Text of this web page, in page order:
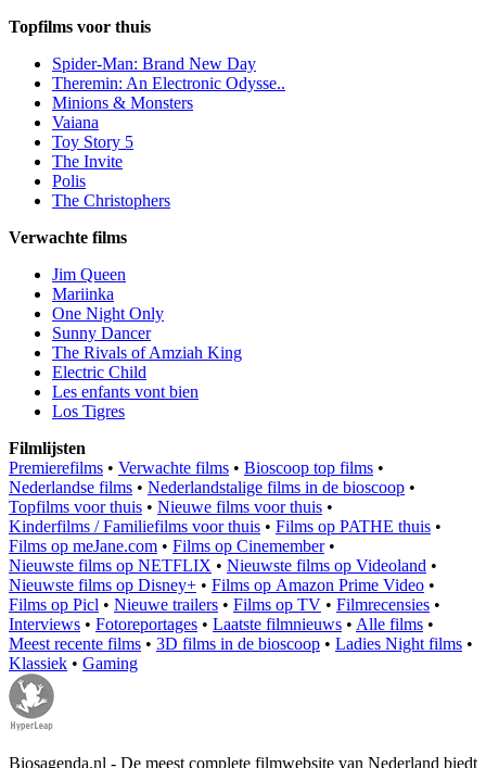
Topfilms voor thuis
Spider-Man: Brand New Day
Theremin: An Electronic Odysse..
Minions & Monsters
Vaiana
Toy Story 5
The Invite
Polis
The Christophers
Verwachte films
Jim Queen
Mariinka
One Night Only
Sunny Dancer
The Rivals of Amziah King
Electric Child
Les enfants vont bien
Los Tigres
Filmlijsten
Premierefilms • Verwachte films • Bioscoop top films •
Nederlandse films • Nederlandstalige films in de bioscoop •
Topfilms voor thuis • Nieuwe films voor thuis •
Kinderfilms / Familiefilms voor thuis • Films op PATHE thuis •
Films op meJane.com • Films op Cinemember•
Nieuwste films op NETFLIX • Nieuwste films op Videoland •
Nieuwste films op Disney+ • Films op Amazon Prime Video •
Films op Picl • Nieuwe trailers • Films op TV • Filmrecensies •
Interviews • Fotoreportages • Laatste filmnieuws • Alle films •
Meest recente films • 3D films in de bioscoop • Ladies Night films •
Klassiek • Gaming
Biosagenda.nl - De meest complete filmwebsite van Nederland biedt